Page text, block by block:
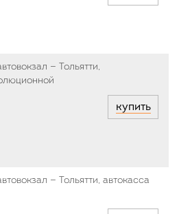
— Тольятти,
купить
— Тольятти, автокасса